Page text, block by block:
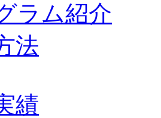
ラム紹介
法
績